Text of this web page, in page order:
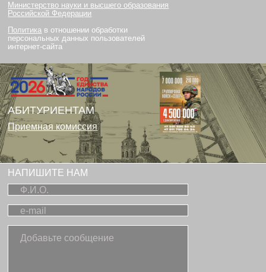
Министерство науки и высшего образования
Российской Федерации
Политика в отношении обработки
персональных данных пользователей
интернет-сайта
АБИТУРИЕНТАМ
Приемная комиссия
НАПИШИТЕ НАМ